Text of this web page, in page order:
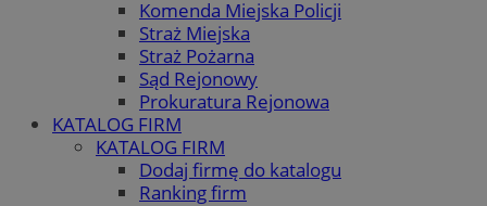
Komenda Miejska Policji
Straż Miejska
Straż Pożarna
Sąd Rejonowy
Prokuratura Rejonowa
KATALOG FIRM
KATALOG FIRM
Dodaj firmę do katalogu
Ranking firm